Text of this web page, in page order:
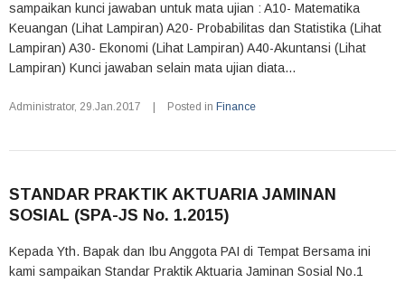
sampaikan kunci jawaban untuk mata ujian : A10- Matematika
Keuangan (Lihat Lampiran) A20- Probabilitas dan Statistika (Lihat
Lampiran) A30- Ekonomi (Lihat Lampiran) A40-Akuntansi (Lihat
Lampiran) Kunci jawaban selain mata ujian diata...
Administrator, 29.Jan.2017 Posted in Finance
STANDAR PRAKTIK AKTUARIA JAMINAN
SOSIAL (SPA-JS No. 1.2015)
Kepada Yth. Bapak dan Ibu Anggota PAI di Tempat Bersama ini
kami sampaikan Standar Praktik Aktuaria Jaminan Sosial No.1